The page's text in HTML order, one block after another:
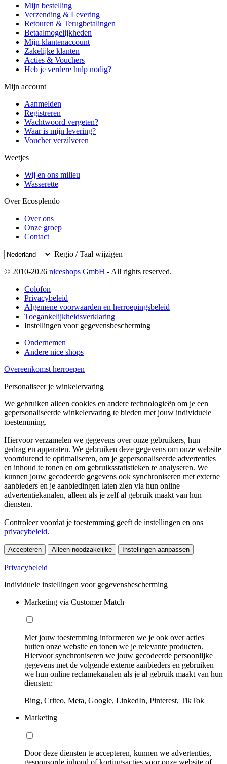
Mijn bestelling
Verzending & Levering
Retouren & Terugbetalingen
Betaalmogelijkheden
Mijn klantenaccount
Zakelijke klanten
Acties & Vouchers
Heb je verdere hulp nodig?
Mijn account
Aanmelden
Registreren
Wachtwoord vergeten?
Waar is mijn levering?
Voucher verzilveren
Weetjes
Wij en ons milieu
Wasserette
Over Ecosplendo
Over ons
Onze groep
Contact
Regio / Taal wijzigen
© 2010-2026 niceshops GmbH - All rights reserved.
Colofon
Privacybeleid
Algemene voorwaarden en herroepingsbeleid
Toegankelijkheidsverklaring
Instellingen voor gegevensbescherming
Ondernemen
Andere nice shops
Overeenkomst herroepen
Personaliseer je winkelervaring
We gebruiken alleen cookies en andere technologieën om je een
gepersonaliseerde winkelervaring te bieden met jouw individuele
toestemming.
Hiervoor verzamelen we gegevens over onze gebruikers, hun
gedrag en apparaten. We gebruiken deze gegevens om onze website
voortdurend te optimaliseren, om je gepersonaliseerde advertenties
en inhoud te tonen en om gebruiksstatistieken te analyseren. We
kunnen jouw gecodeerde gegevens ook synchroniseren met externe
aanbieders en je aanbiedingen laten zien via hun online
advertentiekanalen, alleen als je zelf al gebruik maakt van hun
diensten.
Controleer voordat je toestemming geeft de instellingen en ons
privacybeleid.
Accepteren Alleen noodzakelijke Instellingen aanpassen
Privacybeleid
Individuele instellingen voor gegevensbescherming
Marketing via Customer Match
Met jouw toestemming informeren we je ook over acties
buiten onze website en tonen we je relevante producten.
Hiervoor synchroniseren we jouw gecodeerde persoonlijke
gegevens met de volgende externe aanbieders en gebruiken
we hun online reclamekanalen als je al gebruik maakt van hun
diensten:
Bing, Criteo, Meta, Google, LinkedIn, Pinterest, TikTok
Marketing
Door deze diensten te accepteren, kunnen we advertenties,
gesponsorde inhoud of kortingsacties voor onze website of